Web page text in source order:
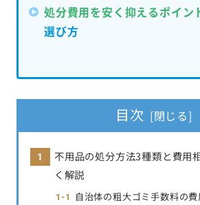
処分費用を安く抑えるポイン
選び方
目次
不用品の処分方法3種類と費用
く解説
自治体の粗大ゴミ手数料の